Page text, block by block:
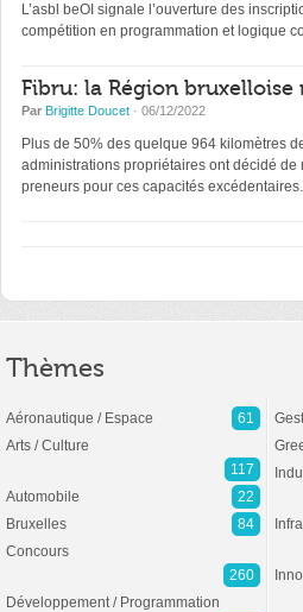
L’asbl beOI signale l’ouverture des
compétition en programmation et logique
Fibru: la Région
Par Brigitte Doucet · 06/12/2022
Plus de 50% des quelque 964 kilomètres
administrations propriétaires ont décidé
preneurs pour ces capacités excédentaires.
Thèmes
Aéronautique / Espace
61
Arts / Culture
117
Automobile
22
Bruxelles
84
Concours
260
Développement / Programmation